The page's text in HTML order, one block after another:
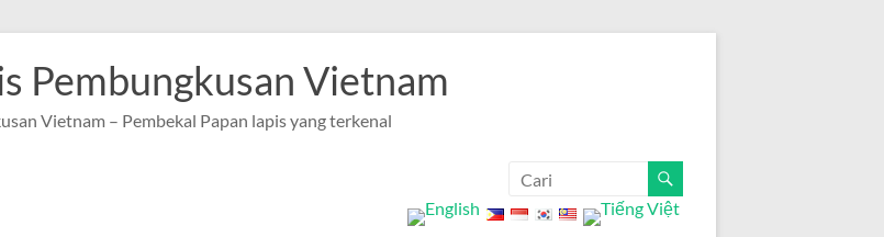
Pembungkusan Vietnam
Vietnam – Pembekal Papan lapis yang terkenal